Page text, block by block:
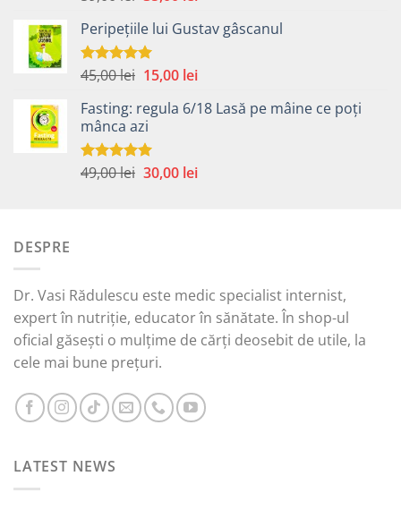
a
fost:
59,00 lei.
este:
Peripețiile lui Gustav gâscanul
Evaluat la
45,00lei Prețul
a
fost:
45,00 lei.
15,00 leiPrețul
este:
Fasting: regula 6/18 Lasă pe mâine ce poți
mânca azi
Evaluat la
49,00lei Prețul
30,00 leiPrețul
DESPRE
Dr. Vasi Rădulescu este medic specialist internist,
expert în nutriție, educator în sănătate. În shop-ul
oficial găsești o mulțime de cărți deosebit de utile, la
cele mai bune prețuri.
LATEST NEWS